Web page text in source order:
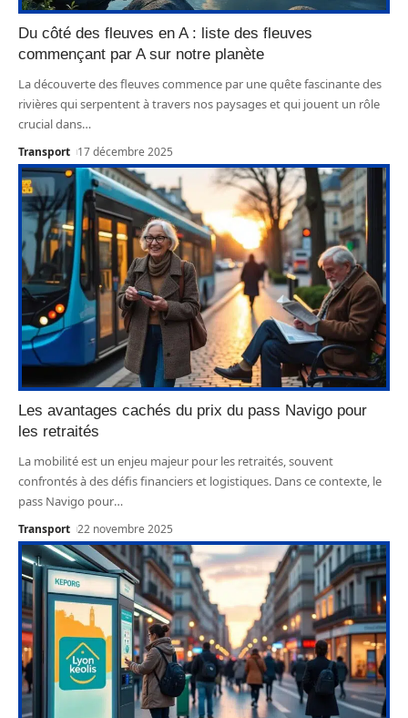
Du côté des fleuves en A : liste des fleuves
commençant par A sur notre planète
La découverte des fleuves commence par une quête fascinante des
rivières qui serpentent à travers nos paysages et qui jouent un rôle
crucial dans…
Transport 17 décembre 2025
Les avantages cachés du prix du pass Navigo pour
les retraités
La mobilité est un enjeu majeur pour les retraités, souvent
confrontés à des défis financiers et logistiques. Dans ce contexte, le
pass Navigo pour…
Transport 22 novembre 2025